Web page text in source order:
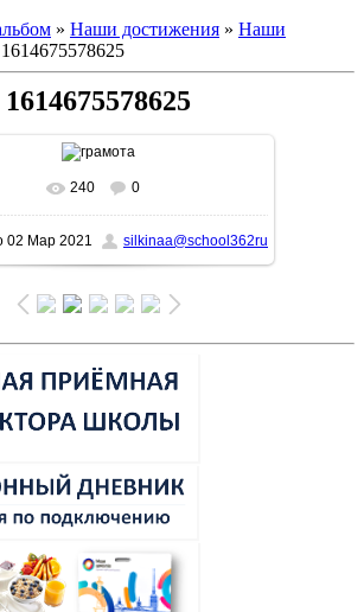
» Наши достижения » Наши
1614675578625
размере 1280x905
240 0
02 Мар 2021 silkinaa@school362ru